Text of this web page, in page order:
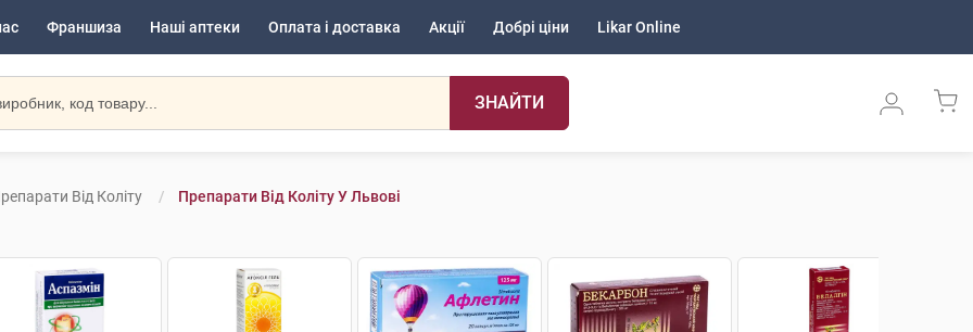
Франшиза Наші аптеки Оплата і доставка Акції Добрі ціни Likar Online
ЗНАЙТИ
Від Коліту Препарати Від Коліту У Львові